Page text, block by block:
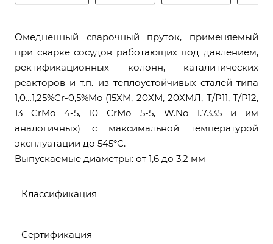
Омедненный сварочный пруток, применяемый
при сварке сосудов работающих под давлением,
ректификационных колонн, каталитических
реакторов и т.п. из теплоустойчивых сталей типа
1,0…1,25%Cr-0,5%Mo (15ХМ, 20ХМ, 20ХМЛ, T/P11, T/P12,
13 CrMo 4-5, 10 CrMo 5-5, W.No 1.7335 и им
аналогичных) с максимальной температурой
эксплуатации до 545°С.
Выпускаемые диаметры: от 1,6 до 3,2 мм
Классификация
Сертификация